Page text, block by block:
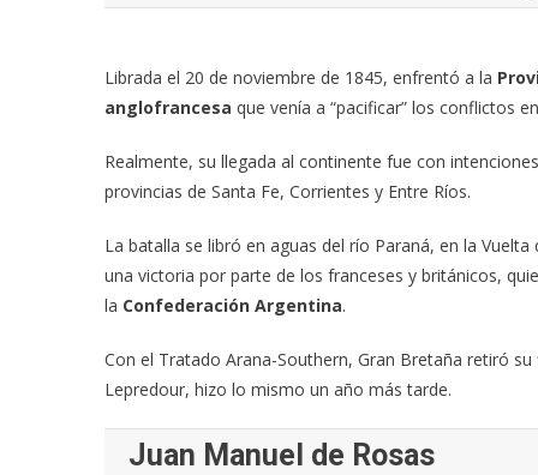
Librada el 20 de noviembre de 1845, enfrentó a la
anglofrancesa que venía a “pacificar” los conflictos
Realmente, su llegada al continente fue con
provincias de Santa Fe, Corrientes y Entre Ríos.
La batalla se libró en aguas del río Paraná, en la
una victoria por parte de los franceses y británicos,
la Confederación Argentina.
Con el Tratado Arana-Southern, Gran Bretaña retiró
Lepredour, hizo lo mismo un año más tarde.
Juan Manuel de Rosas